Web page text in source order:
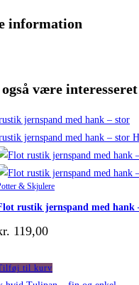
information
også være
& Skjulere
rustik jernspand med hank
119,00
til kurv